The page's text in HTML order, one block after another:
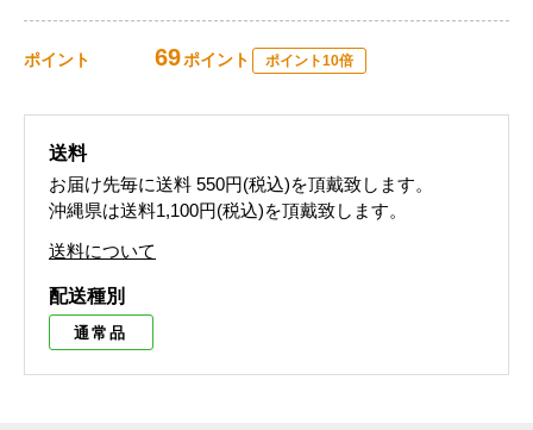
ポイント 69ポイント ポイント10倍
送料
お届け先毎に送料 550円(税込)を頂戴致します。
沖縄県は送料1,100円(税込)を頂戴致します。
送料について
配送種別
通常品